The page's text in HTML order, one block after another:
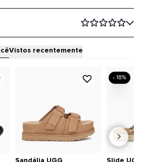
Vistos recentemente
Sandália UGG
Slide
- 18%